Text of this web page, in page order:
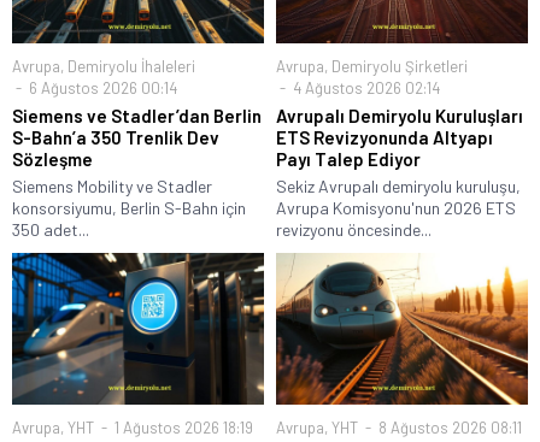
Avrupa, Demiryolu İhaleleri
6 Ağustos 2026 00:14
Siemens ve Stadler’dan Berlin
S-Bahn’a 350 Trenlik Dev
Sözleşme
Siemens Mobility ve Stadler
konsorsiyumu, Berlin S-Bahn için
350 adet...
Avrupa, Demiryolu Şirketleri
4 Ağustos 2026 02:14
Avrupalı Demiryolu Kuruluşları
ETS Revizyonunda Altyapı
Payı Talep Ediyor
Sekiz Avrupalı demiryolu kuruluşu,
Avrupa Komisyonu'nun 2026 ETS
revizyonu öncesinde...
Avrupa, YHT 1 Ağustos 2026 18:19 Avrupa, YHT 8 Ağustos 2026 08:11